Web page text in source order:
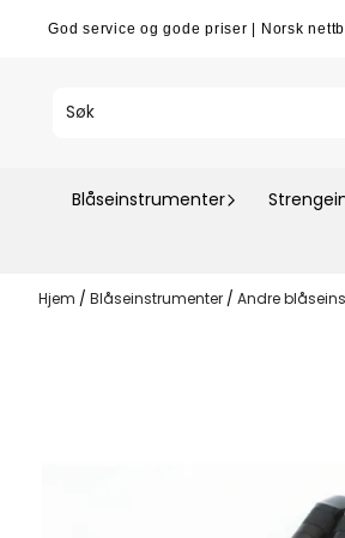
Hopp til innhold
God service og gode priser Norsk
Blåseinstrumenter
Hjem / Blåseinstrumenter / Andre